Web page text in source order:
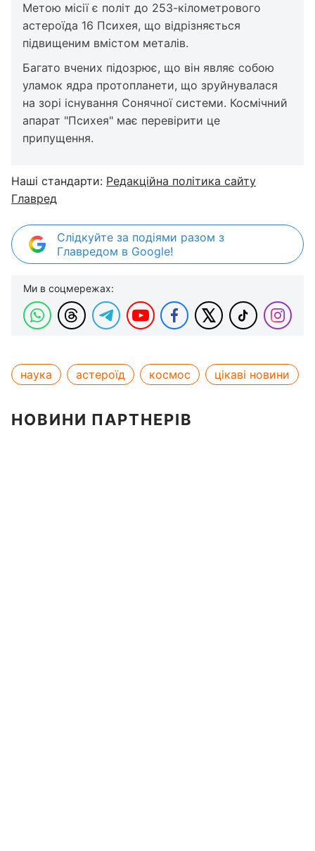
Метою місії є політ до 253-кілометрового
астероїда 16 Психея, що відрізняється
підвищеним вмістом металів.
Багато вчених підозрює, що він являє собою
уламок ядра протопланети, що зруйнувалася
на зорі існування Сонячної системи. Космічний
апарат "Психея" має перевірити це
припущення.
Наші стандарти: Редакційна політика сайту
Главред
Слідкуйте за подіями разом з
Главредом в Google!
Ми в соцмережах:
наука астероїд космос цікаві новини
НОВИНИ ПАРТНЕРІВ